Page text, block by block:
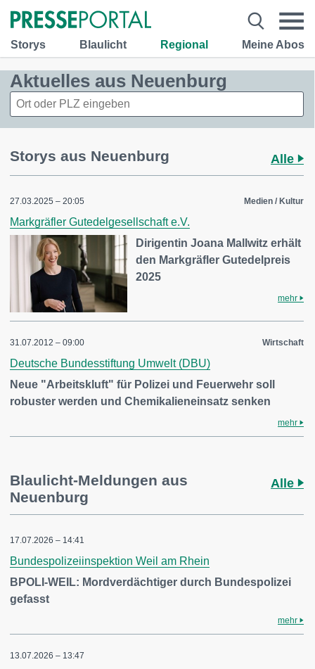
Storys Blaulicht Regional Meine Abos
Aktuelles aus Neuenburg
Storys aus Neuenburg Alle
27.03.2025 – 20:05 Medien / Kultur
Markgräfler Gutedelgesellschaft e.V.
Dirigentin Joana Mallwitz erhält
den Markgräfler Gutedelpreis
2025
mehr
31.07.2012 – 09:00 Wirtschaft
Deutsche Bundesstiftung Umwelt (DBU)
Neue "Arbeitskluft" für Polizei und Feuerwehr soll
robuster werden und Chemikalieneinsatz senken
mehr
Blaulicht-Meldungen aus
Neuenburg
Alle
17.07.2026 – 14:41
Bundespolizeiinspektion Weil am Rhein
BPOLI-WEIL: Mordverdächtiger durch Bundespolizei
gefasst
mehr
13.07.2026 – 13:47